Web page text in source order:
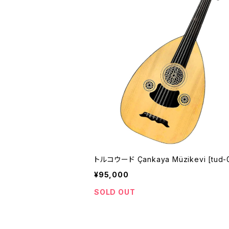
トルコウード Çankaya Müzikevi
¥95,000
SOLD OUT